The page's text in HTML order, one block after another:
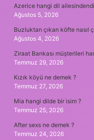
Azerice hangi dil
Ağustos 5, 2026
Buzluktan çıkan köfte nasıl
Ağustos 4, 2026
Ziraat Bankası müşterileri
Temmuz 29, 2026
Kızık köyü ne demek ?
Temmuz 27, 2026
Mia hangi dilde bir isim ?
Temmuz 25, 2026
After sexs ne demek ?
Temmuz 24, 2026